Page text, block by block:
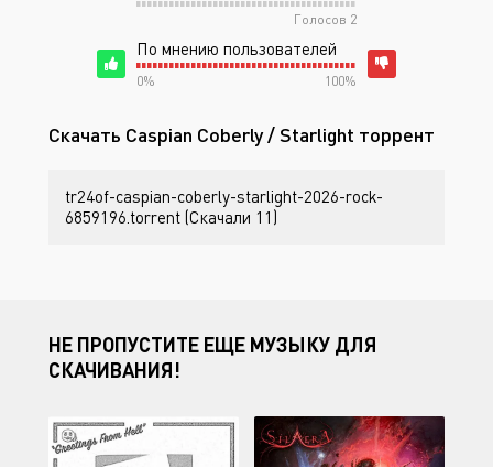
Голосов 2
По мнению пользователей
0% 100%
Скачать Caspian Coberly / Starlight торрент
tr24of-caspian-coberly-starlight-2026-rock-
6859196.torrent (Скачали 11)
НЕ ПРОПУСТИТЕ ЕЩЕ МУЗЫКУ ДЛЯ
СКАЧИВАНИЯ!